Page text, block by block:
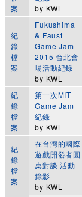
案
by KWL
紀
錄
檔
案
Fukushima
& Faust
Game Jam
2015 台北會
場活動紀錄
by KWL
紀
錄
檔
案
第一次MIT
Game Jam
紀錄
by KWL
紀
錄
檔
案
在台灣的國際
遊戲開發者圓
桌對談 活動
錄影
by KWL